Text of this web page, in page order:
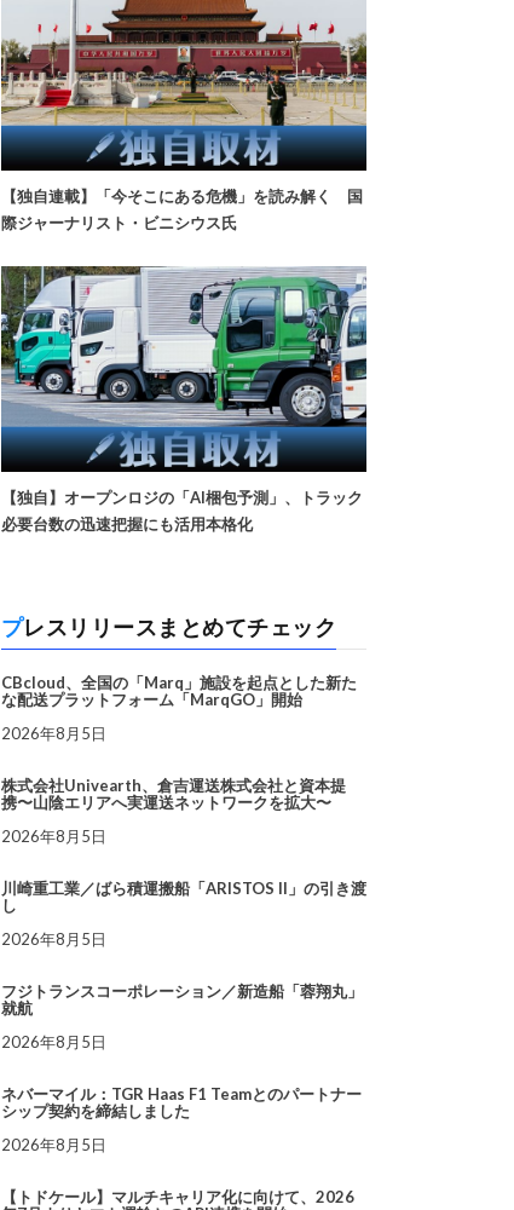
【独自連載】「今そこにある危機」を読み解く 国
際ジャーナリスト・ビニシウス氏
【独自】オープンロジの「AI梱包予測」、トラック
必要台数の迅速把握にも活用本格化
プレスリリースまとめてチェック
CBcloud、全国の「Marq」施設を起点とした新た
な配送プラットフォーム「MarqGO」開始
2026年8月5日
株式会社Univearth、倉吉運送株式会社と資本提
携〜山陰エリアへ実運送ネットワークを拡大〜
2026年8月5日
川崎重工業／ばら積運搬船「ARISTOS II」の引き渡
し
2026年8月5日
フジトランスコーポレーション／新造船「蓉翔丸」
就航
2026年8月5日
ネバーマイル：TGR Haas F1 Teamとのパートナー
シップ契約を締結しました
2026年8月5日
【トドケール】マルチキャリア化に向けて、2026